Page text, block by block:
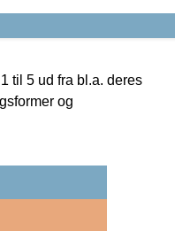
til 5 ud fra bl.a. deres
og